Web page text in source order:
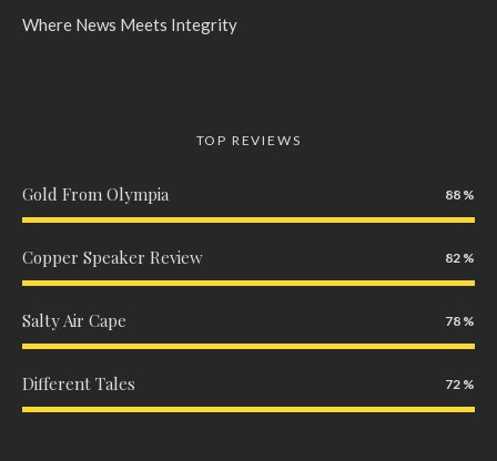
Where News Meets Integrity
TOP REVIEWS
Gold From Olympia 88
Copper Speaker Review 82
Salty Air Cape 78
Different Tales 72